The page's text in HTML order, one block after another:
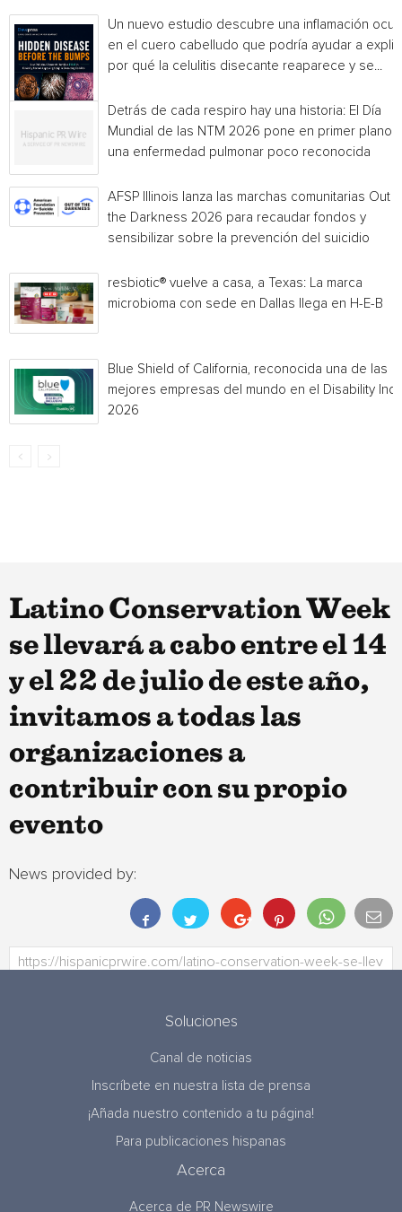
Un nuevo estudio descubre una inflamación
en el cuero cabelludo que podría ayudar a
por qué la celulitis disecante reaparece y se...
Detrás de cada respiro hay una historia: El Día
Mundial de las NTM 2026 pone en primer plano
una enfermedad pulmonar poco reconocida
AFSP Illinois lanza las marchas comunitarias Out
the Darkness 2026 para recaudar fondos y
sensibilizar sobre la prevención del suicidio
resbiotic® vuelve a casa, a Texas: La marca
microbioma con sede en Dallas llega en H-E-B
Blue Shield of California, reconocida una de las
mejores empresas del mundo en el Disability
2026
Latino Conservation Week
se llevará a cabo entre el 14
y el 22 de julio de este año,
invitamos a todas las
organizaciones a
contribuir con su propio
evento
News provided by:
Soluciones
Canal de noticias
Inscríbete en nuestra lista de prensa
¡Añada nuestro contenido a tu página!
Para publicaciones hispanas
Acerca
Acerca de PR Newswire